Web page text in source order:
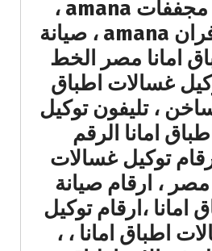
مركز خدمة مجففات amana ،
مركز خدمة افران amana ، صيانة
امانا مصر الخط
غسالات اطباق
، تليفون توكيل
امانا الرقم
توكيل غسالات
مصر ، ارقام صيانة
،ارقام توكيل
اطباق امانا ، ،